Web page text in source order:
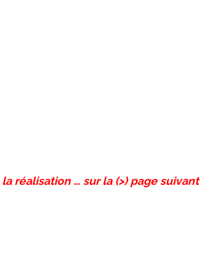
réalisation … sur la (>) page suivant